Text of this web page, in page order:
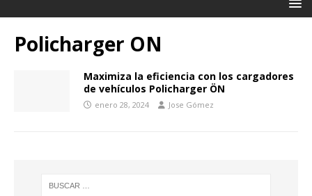
Policharger ON
Maximiza la eficiencia con los cargadores
de vehículos Policharger ÖN
enero 28, 2024 Jose Gómez